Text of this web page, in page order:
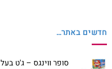
חדשים באתר…
סופר ווינגס – ג'ט בעל 7 כדורי מזל והפתעות | מטוסי על